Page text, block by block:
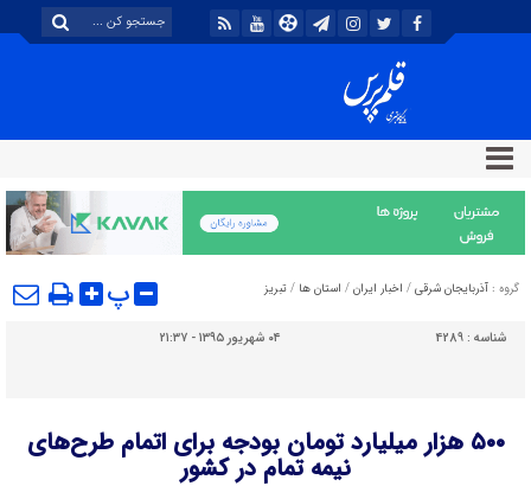
گروه : آذربایجان شرقی / اخبار ایران / استان ها / تبریز پ
شناسه : 4289 ۰۴ شهریور ۱۳۹۵ - ۲۱:۳۷
۵۰۰ هزار میلیارد تومان بودجه برای اتمام طرح‌های
نیمه تمام در کشور